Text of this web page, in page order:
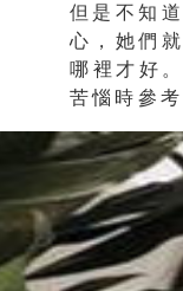
但是不知
心， 她們
哪裡才好
苦惱時參考